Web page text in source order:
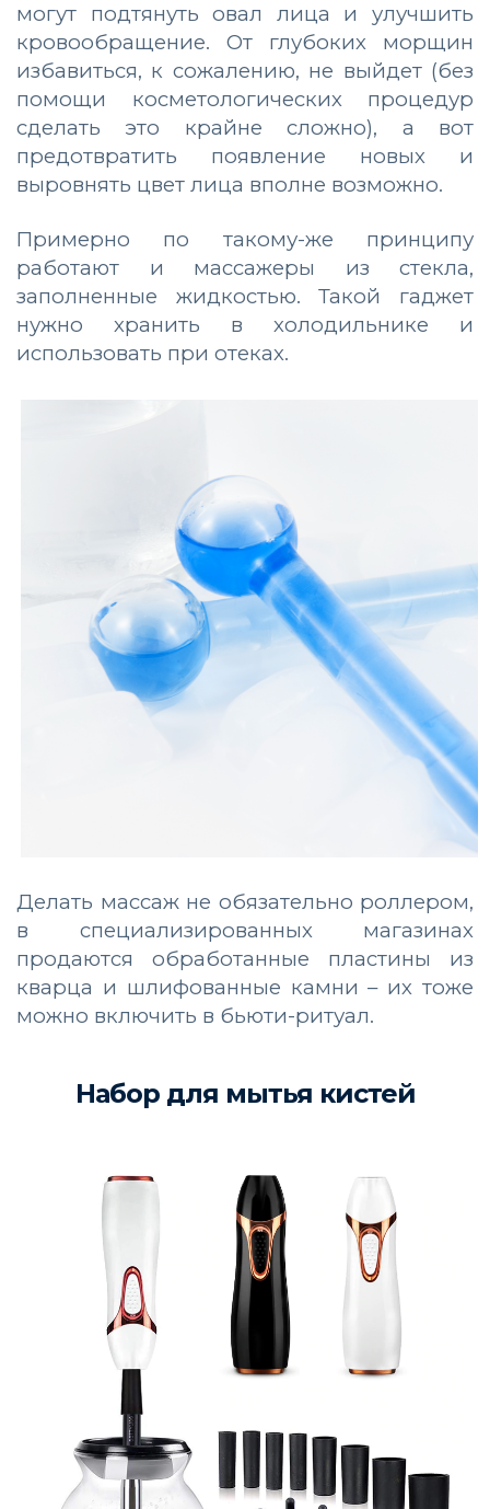
могут подтянуть овал лица и улучшить
кровообращение. От глубоких морщин
избавиться, к сожалению, не выйдет (без
помощи косметологических процедур
сделать это крайне сложно), а вот
предотвратить появление новых и
выровнять цвет лица вполне возможно.
Примерно по такому-же принципу
работают и массажеры из стекла,
заполненные жидкостью. Такой гаджет
нужно хранить в холодильнике и
использовать при отеках.
Делать массаж не обязательно роллером,
в специализированных магазинах
продаются обработанные пластины из
кварца и шлифованные камни – их тоже
можно включить в бьюти-ритуал.
Набор для мытья кистей